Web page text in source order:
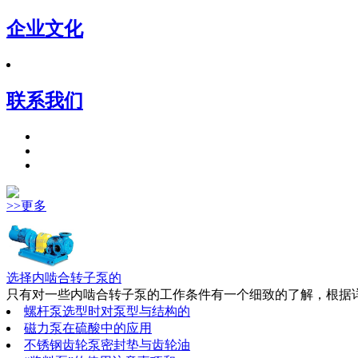
企业文化
联系我们
>>更多
选择内啮合转子泵的
只有对一些内啮合转子泵的工作条件有一个细致的了解，根据
螺杆泵选型时对泵型与结构的
磁力泵在硫酸中的应用
不锈钢齿轮泵密封垫与齿轮油